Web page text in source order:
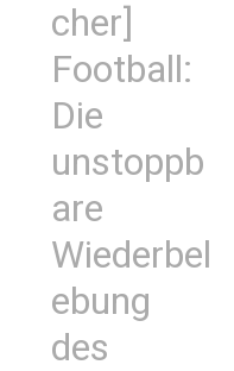
cher]
Football:
Die
unstoppb
are
Wiederbel
ebung
des